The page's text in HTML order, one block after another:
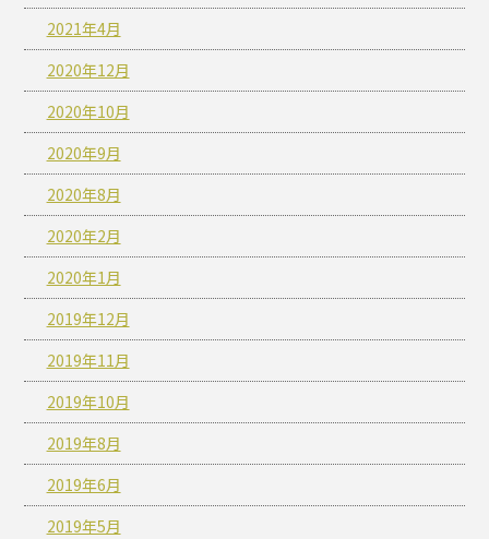
2021年4月
2020年12月
2020年10月
2020年9月
2020年8月
2020年2月
2020年1月
2019年12月
2019年11月
2019年10月
2019年8月
2019年6月
2019年5月